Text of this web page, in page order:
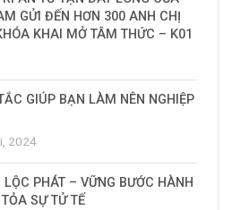
GỬI ĐẾN HƠN 300 ANH CHỊ
KHAI MỞ TÂM THỨC – K01
GIÚP BẠN LÀM NÊN NGHIỆP
2024
LỘC PHÁT – VỮNG BƯỚC HÀNH
SỰ TỬ TẾ